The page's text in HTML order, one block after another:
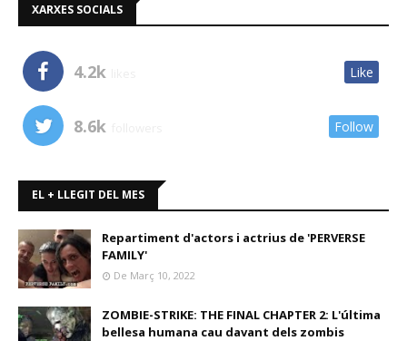
XARXES SOCIALS
4.2k Like
8.6k Follow
EL + LLEGIT DEL MES
Repartiment d'actors i actrius de 'PERVERSE
FAMILY'
De Març 10, 2022
ZOMBIE-STRIKE: THE FINAL CHAPTER 2: L'última
bellesa humana cau davant dels zombis